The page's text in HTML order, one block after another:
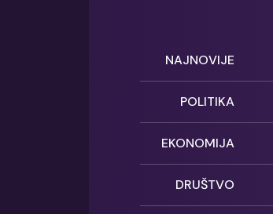
NAJNOVIJE
POLITIKA
EKONOMIJA
DRUŠTVO